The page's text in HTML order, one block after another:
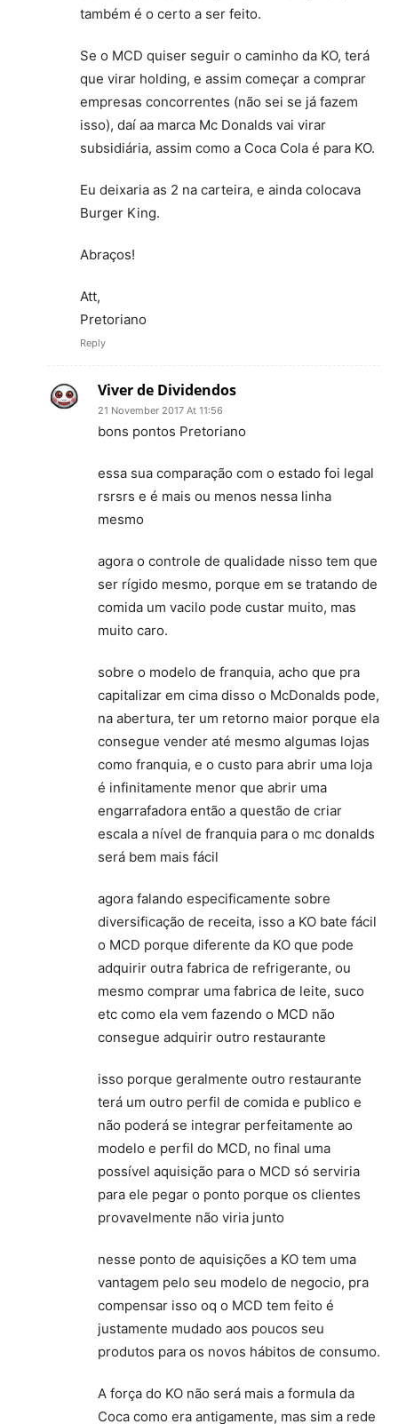
também é o certo a ser feito.
Se o MCD quiser seguir o caminho da KO, terá
que virar holding, e assim começar a comprar
empresas concorrentes (não sei se já fazem
isso), daí aa marca Mc Donalds vai virar
subsidiária, assim como a Coca Cola é para KO.
Eu deixaria as 2 na carteira, e ainda colocava
Burger King.
Abraços!
Att,
Pretoriano
Reply
Viver de Dividendos
21 November 2017 At 11:56
bons pontos Pretoriano
essa sua comparação com o estado foi legal
rsrsrs e é mais ou menos nessa linha
mesmo
agora o controle de qualidade nisso tem que
ser rígido mesmo, porque em se tratando de
comida um vacilo pode custar muito, mas
muito caro.
sobre o modelo de franquia, acho que pra
capitalizar em cima disso o McDonalds pode,
na abertura, ter um retorno maior porque ela
consegue vender até mesmo algumas lojas
como franquia, e o custo para abrir uma loja
é infinitamente menor que abrir uma
engarrafadora então a questão de criar
escala a nível de franquia para o mc donalds
será bem mais fácil
agora falando especificamente sobre
diversificação de receita, isso a KO bate fácil
o MCD porque diferente da KO que pode
adquirir outra fabrica de refrigerante, ou
mesmo comprar uma fabrica de leite, suco
etc como ela vem fazendo o MCD não
consegue adquirir outro restaurante
isso porque geralmente outro restaurante
terá um outro perfil de comida e publico e
não poderá se integrar perfeitamente ao
modelo e perfil do MCD, no final uma
possível aquisição para o MCD só serviria
para ele pegar o ponto porque os clientes
provavelmente não viria junto
nesse ponto de aquisições a KO tem uma
vantagem pelo seu modelo de negocio, pra
compensar isso oq o MCD tem feito é
justamente mudado aos poucos seu
produtos para os novos hábitos de consumo.
A força do KO não será mais a formula da
Coca como era antigamente, mas sim a rede